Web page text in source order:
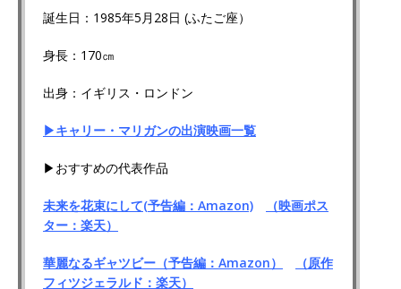
誕生日：1985年5月28日 (ふたご座）
身長：170㎝
出身：イギリス・ロンドン
▶キャリー・マリガンの出演映画一覧
▶おすすめの代表作品
未来を花束にして(予告編：Amazon)
（映画ポス
ター：楽天）
華麗なるギャツビー（予告編：Amazon）
（原作
フィツジェラルド：楽天）